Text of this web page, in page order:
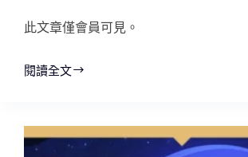
此文章僅會員可見。
閱讀全文
小
上
賺